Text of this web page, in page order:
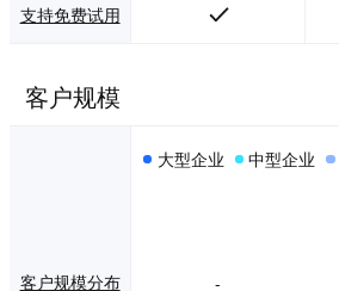
支持免费试用
客户规模
客户规模分布
大型企业 中型企业
-